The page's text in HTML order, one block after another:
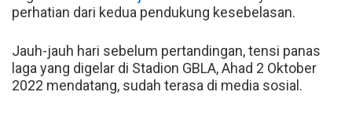
perhatian dari kedua pendukung kesebelasan.
Jauh-jauh hari sebelum pertandingan, tensi panas
laga yang digelar di Stadion GBLA, Ahad 2 Oktober
2022 mendatang, sudah terasa di media sosial.